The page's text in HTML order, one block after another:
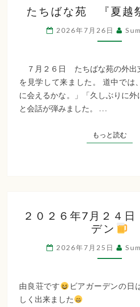
福
祉
会
ち
ば
な
『夏
越
祭
物』
たちばな苑 『夏越
2026年7月26日
７月２６日 たちばな苑の外出
を見学して来ました。 道中では
に会えるかな。」「久しぶりに
と会話が弾みました。 …
もっと読むもっ
０
２
６
年
月
２０２６年7月２４
デン
2026年7月25日
由良荘です
ビアガーデンの日
しく出来ました